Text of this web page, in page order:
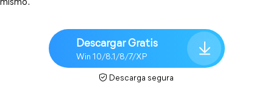
mismo.
Descargar Gratis
Win 10/8.1/8/7/XP
Descarga segura